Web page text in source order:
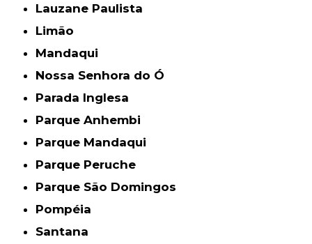
Lauzane Paulista
Limão
Mandaqui
Nossa Senhora do Ó
Parada Inglesa
Parque Anhembi
Parque Mandaqui
Parque Peruche
Parque São Domingos
Pompéia
Santana